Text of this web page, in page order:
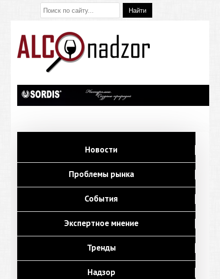
Новости
Проблемы рынка
События
Экспертное мнение
Тренды
Надзор